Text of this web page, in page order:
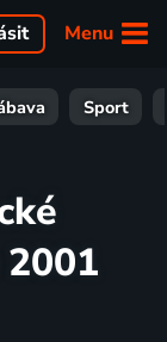
Menu
Sport